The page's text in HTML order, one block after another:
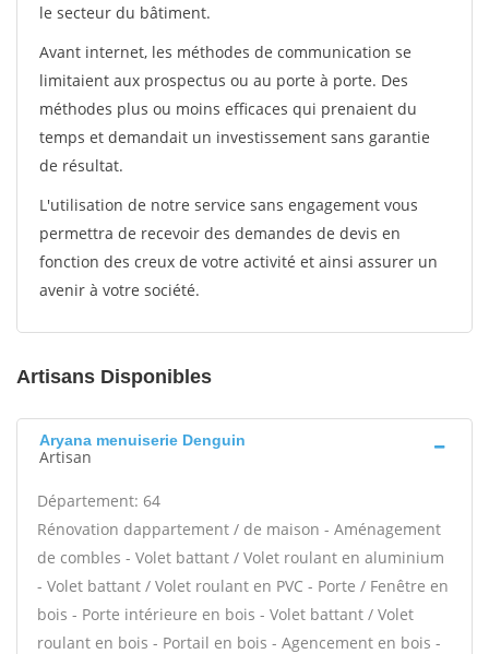
le secteur du bâtiment.
Avant internet, les méthodes de communication se
limitaient aux prospectus ou au porte à porte. Des
méthodes plus ou moins efficaces qui prenaient du
temps et demandait un investissement sans garantie
de résultat.
L'utilisation de notre service sans engagement vous
permettra de recevoir des demandes de devis en
fonction des creux de votre activité et ainsi assurer un
avenir à votre société.
Artisans Disponibles
Aryana menuiserie Denguin
Artisan
Département: 64
Rénovation dappartement / de maison - Aménagement
de combles - Volet battant / Volet roulant en aluminium
- Volet battant / Volet roulant en PVC - Porte / Fenêtre en
bois - Porte intérieure en bois - Volet battant / Volet
roulant en bois - Portail en bois - Agencement en bois -